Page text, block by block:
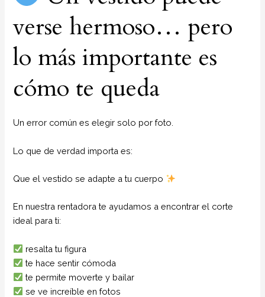
verse hermoso… pero
lo más importante es
cómo te queda
Un error común es elegir solo por foto.
Lo que de verdad importa es:
Que el vestido se adapte a tu cuerpo
En nuestra rentadora te ayudamos a encontrar el corte
ideal para ti:
resalta tu figura
te hace sentir cómoda
te permite moverte y bailar
se ve increíble en fotos